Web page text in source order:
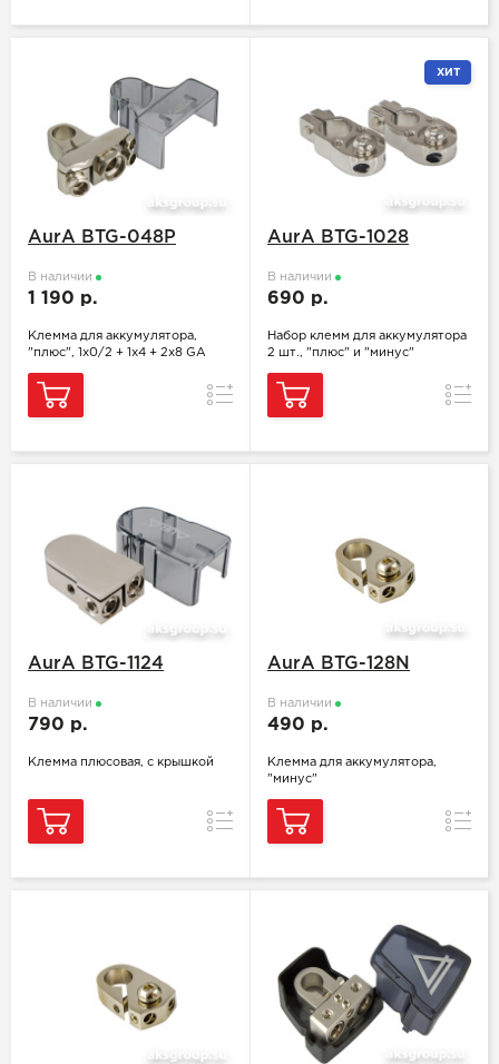
AurA BTG-048P
В наличии
1 190 р.
Клемма для аккумулятора,
"плюс", 1x0/2 + 1х4 + 2х8 GA
Сравнение
ХИТ
AurA BTG-1028
В наличии
690 р.
Набор клемм для аккумулятора
2 шт., "плюс" и "минус"
AurA BTG-1124
В наличии
790 р.
Клемма плюсовая, с крышкой
Сравнение
AurA BTG-128N
В наличии
490 р.
Клемма для аккумулятора,
"минус"